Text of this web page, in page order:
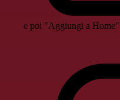
e poi "Aggiungi a Home"